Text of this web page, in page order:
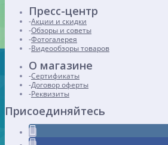
Пресс-центр
Акции и скидки
Обзоры и советы
Фотогалерея
Видеообзоры товаров
О магазине
Сертификаты
Договор оферты
Реквизиты
Присоединяйтесь